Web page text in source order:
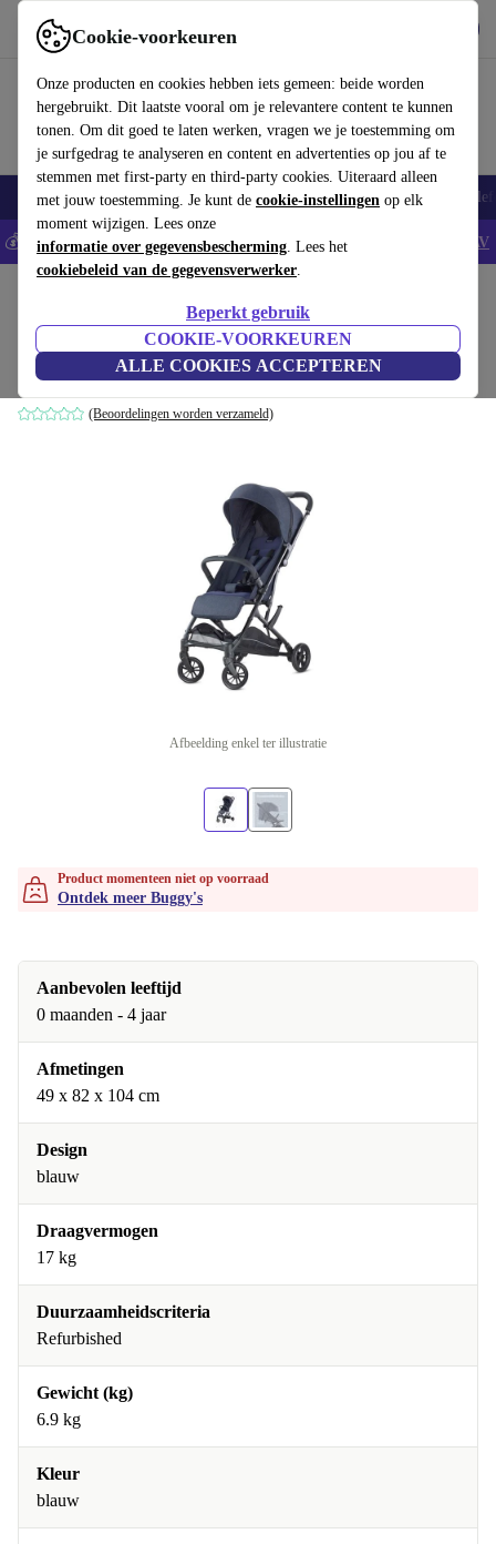
Cookie-voorkeuren
Onze producten en cookies hebben iets gemeen: beide worden
hergebruikt. Dit laatste vooral om je relevantere content te kunnen
tonen. Om dit goed te laten werken, vragen we je toestemming om
je surfgedrag te analyseren en content en advertenties op jou af te
stemmen met first-party en third-party cookies. Uiteraard alleen
met jouw toestemming. Je kunt de cookie-instellingen op elk
moment wijzigen. Lees onze
informatie over gegevensbescherming. Lees het
cookiebeleid van de gegevensverwerker.
Beperkt gebruik
COOKIE-VOORKEUREN
ALLE COOKIES ACCEPTEREN
Gebruik refurbed snel en eenvoudig
Smartphones Laptops Tablets Smartwatches Accessoires
💰Bespaar 5% EXTRA op alle iPhones - Code: IPHONEDEAL - AV
Inglesina Sketch kinderwagen
blauw
(Beoordelingen worden verzameld)
Afbeelding enkel ter illustratie
Product momenteen niet op voorraad
Ontdek meer Buggy's
Aanbevolen leeftijd
0 maanden - 4 jaar
Afmetingen
49 x 82 x 104 cm
Design
blauw
Draagvermogen
17 kg
Duurzaamheidscriteria
Refurbished
Gewicht (kg)
6.9 kg
Kleur
blauw